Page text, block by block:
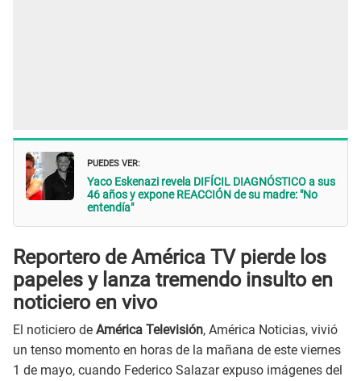
PUEDES VER:
Yaco Eskenazi revela DIFÍCIL DIAGNÓSTICO a sus
46 años y expone REACCIÓN de su madre: "No
entendía"
Reportero de América TV pierde los
papeles y lanza tremendo insulto en
noticiero en vivo
El noticiero de América Televisión, América Noticias, vivió
un tenso momento en horas de la mañana de este viernes
1 de mayo, cuando Federico Salazar expuso imágenes del